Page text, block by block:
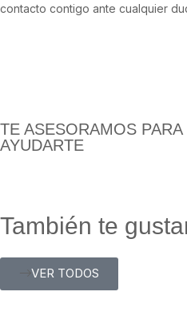
contacto contigo ante cualquier
TE ASESORAMOS PARA
AYUDARTE
También te
VER TODOS